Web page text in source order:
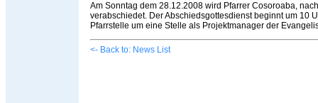
Am Sonntag dem 28.12.2008 wird Pfarrer Cosoroaba,
verabschiedet. Der Abschiedsgottesdienst beginnt um 10
Pfarrstelle um eine Stelle als Projektmanager der
<- Back to: News List